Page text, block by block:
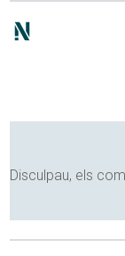
Disculpau, els